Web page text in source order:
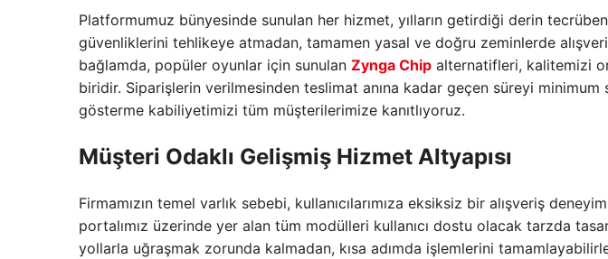
Platformumuz bünyesinde sunulan her hizmet, yılların getirdiği derin
güvenliklerini tehlikeye atmadan, tamamen yasal ve doğru zeminlerde
bağlamda, popüler oyunlar için sunulan Zynga Chip alternatifleri, kalitemizi
biridir. Siparişlerin verilmesinden teslimat anına kadar geçen süreyi minimum
gösterme kabiliyetimizi tüm müşterilerimize kanıtlıyoruz.
Müşteri Odaklı Gelişmiş Hizmet Altyapısı
Firmamızın temel varlık sebebi, kullanıcılarımıza eksiksiz bir alışveriş
portalımız üzerinde yer alan tüm modülleri kullanıcı dostu olacak tarzda
yollarla uğraşmak zorunda kalmadan, kısa adımda işlemlerini